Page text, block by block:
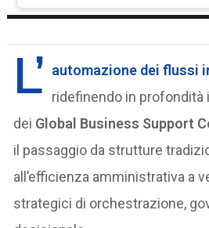
L’ automazione dei flussi
ridefinendo in profondità
dei Global Business Support
il passaggio da strutture
all’efficienza amministrativa a
strategici di orchestrazione,